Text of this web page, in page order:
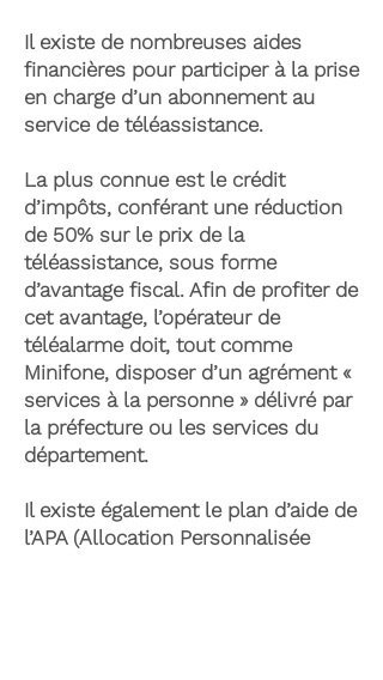
Il existe de nombreuses aides
financières pour participer à la prise
en charge d’un abonnement au
service de téléassistance.
La plus connue est le crédit
d’impôts, conférant une réduction
de 50% sur le prix de la
téléassistance, sous forme
d’avantage fiscal. Afin de profiter de
cet avantage, l’opérateur de
téléalarme doit, tout comme
Minifone, disposer d’un agrément «
services à la personne » délivré par
la préfecture ou les services du
département.
Il existe également le plan d’aide de
l’APA (Allocation Personnalisée